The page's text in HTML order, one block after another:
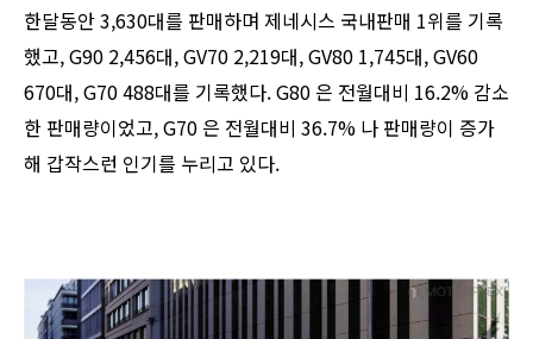
한달동안 3,630대를 판매하며 제네시스 국내판매 1위를 기록
했고, G90 2,456대, GV70 2,219대, GV80 1,745대, GV60
670대, G70 488대를 기록했다. G80 은 전월대비 16.2% 감소
한 판매량이었고, G70 은 전월대비 36.7% 나 판매량이 증가
해 갑작스런 인기를 누리고 있다.